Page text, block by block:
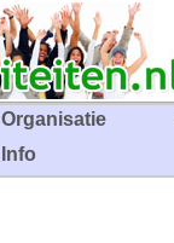
Organisatie
Info